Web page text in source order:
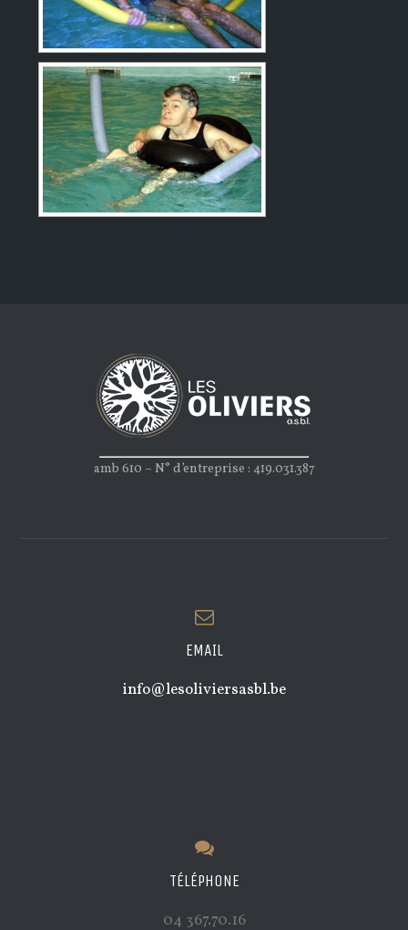
amb 610 – N° d’entreprise : 419.031.387
EMAIL
info@lesoliviersasbl.be
TÉLÉPHONE
04 367.70.16